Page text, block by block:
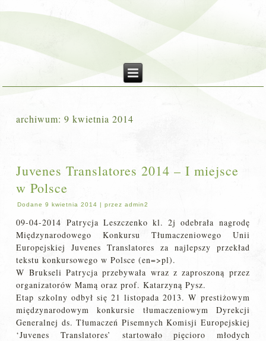
archiwum:9 kwietnia 2014
Juvenes Translatores 2014 – I miejsce
w Polsce
Dodane 9 kwietnia 2014 |przez admin2
09-04-2014 Patrycja Leszczenko kl. 2j odebrała nagrodę
Międzynarodowego Konkursu Tłumaczeniowego Unii
Europejskiej Juvenes Translatores za najlepszy przekład
tekstu konkursowego w Polsce (en=>pl).
W Brukseli Patrycja przebywała wraz z zaproszoną przez
organizatorów Mamą oraz prof. Katarzyną Pysz.
Etap szkolny odbył się 21 listopada 2013. W prestiżowym
międzynarodowym konkursie tłumaczeniowym Dyrekcji
Generalnej ds. Tłumaczeń Pisemnych Komisji Europejskiej
‘Juvenes Translatores’ startowało pięcioro młodych